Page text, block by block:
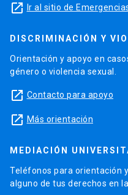
launch Ir al sitio de
DISCRIMINACIÓN Y
Orientación y apoyo en
género o violencia sexual.
launch Contacto para apoyo
launch Más orientación
MEDIACIÓN
Teléfonos para orientación
alguno de tus derechos en